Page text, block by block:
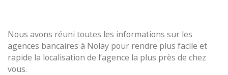
Nous avons réuni toutes les informations sur les
agences bancaires à Nolay pour rendre plus facile et
rapide la localisation de l’agence la plus près de chez
vous.